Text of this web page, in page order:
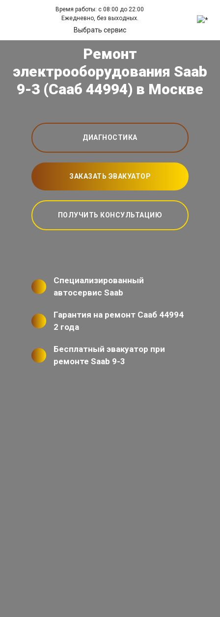
Время работы: с 08:00 до 22:00
Ежедневно, без выходных.
Выбрать сервис
Ремонт
электрооборудования Saab
9-3 (Сааб 44994) в Москве
ДИАГНОСТИКА
ЗАКАЗАТЬ ЭВАКУАТОР
ПОЛУЧИТЬ КОНСУЛЬТАЦИЮ
Специализированный
автосервис Saab
Гарантия на ремонт Сааб 44994
2 года
Бесплатный эвакуатор при
ремонте Saab 9-3